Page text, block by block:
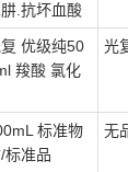
肼.抗坏血酸
优级纯50
羧酸 氯化
光
标准物
标准品
无